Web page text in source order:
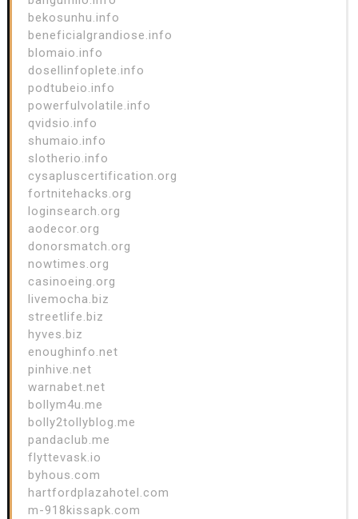
bekosunhu.info
beneficialgrandiose.info
blomaio.info
dosellinfoplete.info
podtubeio.info
powerfulvolatile.info
qvidsio.info
shumaio.info
slotherio.info
cysapluscertification.org
fortnitehacks.org
loginsearch.org
aodecor.org
donorsmatch.org
nowtimes.org
casinoeing.org
livemocha.biz
streetlife.biz
hyves.biz
enoughinfo.net
pinhive.net
warnabet.net
bollym4u.me
bolly2tollyblog.me
pandaclub.me
flyttevask.io
byhous.com
hartfordplazahotel.com
m-918kissapk.com